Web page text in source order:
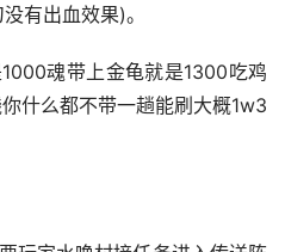
有出血效果)。
魂带上金龟就是1300吃鸡
什么都不带一趟能刷大概1w3